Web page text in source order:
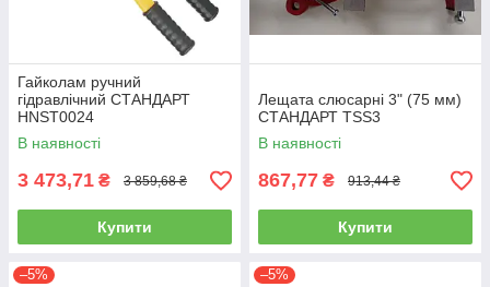
Гайколам ручний
гідравлічний СТАНДАРТ
HNST0024
В наявності
3 473,71 ₴ 3 859,68 ₴
Купити
Лещата слюсарні 3" (75 мм)
СТАНДАРТ TSS3
В наявності
867,77 ₴ 913,44 ₴
Купити
–5% –5%